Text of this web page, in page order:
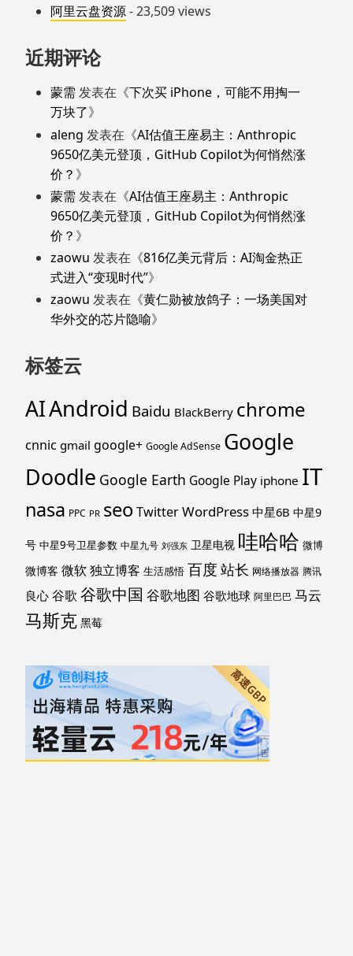
阿里云盘资源- 23,509 views
近期评论
蒙需 发表在《下次买 iPhone，可能不用掏一
万块了》
aleng 发表在《AI估值王座易主：Anthropic
9650亿美元登顶，GitHub Copilot为何悄然涨
价？ 》
蒙需 发表在《AI估值王座易主：Anthropic
9650亿美元登顶，GitHub Copilot为何悄然涨
价？ 》
zaowu 发表在《816亿美元背后：AI淘金热正
式进入“变现时代”》
zaowu 发表在《黄仁勋被放鸽子：一场美国对
华外交的芯片隐喻》
标签云
AIAndroid Baidu BlackBerry chrome
cnnic gmail google+ Google AdSense Google
Doodle Google Earth Google Play iphone IT
nasa PPC PR seoTwitterWordPress 中星6B 中星9
号 中星9号卫星参数 中星九号 刘强东 卫星电视 哇哈哈 微博
微博客 微软独立博客 生活感悟 百度 站长 网络播放器 腾讯
良心 谷歌 谷歌中国 谷歌地图 谷歌地球 阿里巴巴 马云
马斯克 黑莓